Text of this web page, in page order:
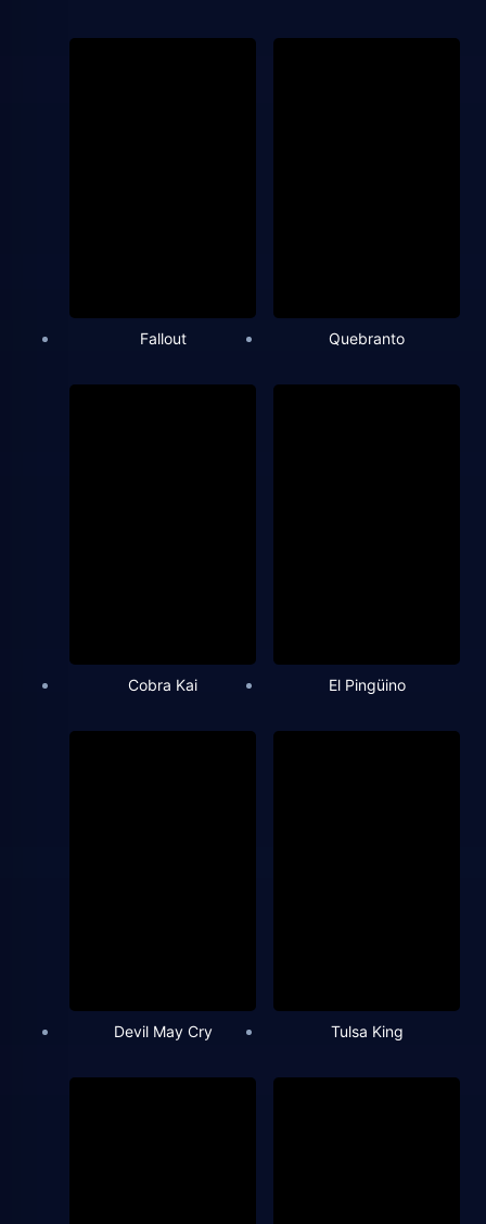
Fallout Quebranto
Cobra Kai El Pingüino
Devil May Cry Tulsa King